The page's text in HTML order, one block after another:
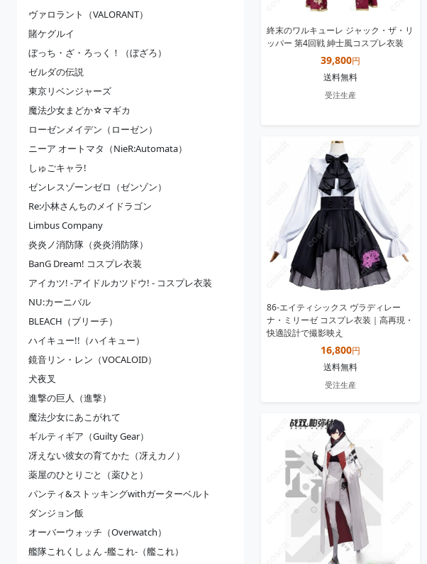
ヴァロラント（VALORANT）
賭ケグルイ
ぼっち・ざ・ろっく！（ぼざろ）
ゼルダの伝説
東京リベンジャーズ
魔法少女まどか☆マギカ
ローゼンメイデン（ローゼン）
ニーア オートマタ（NieR:Automata）
しゅごキャラ!
ゼンレスゾーンゼロ（ゼンゾン）
Re:小林さんちのメイドラゴン
Limbus Company
炎炎ノ消防隊（炎炎消防隊）
BanG Dream! コスプレ衣装
アイカツ! -アイドルカツドウ! - コスプレ衣装
NU:カーニバル
BLEACH（ブリーチ）
ハイキュー!!（ハイキュー）
鏡音リン・レン（VOCALOID）
犬夜叉
進撃の巨人（進撃）
魔法少女にあこがれて
ギルティギア（Guilty Gear）
冴えない彼女の育てかた（冴えカノ）
薬屋のひとりごと（薬ひと）
パンティ&ストッキングwithガーターベルト
ダンジョン飯
オーバーウォッチ（Overwatch）
艦隊これくしょん -艦これ-（艦これ）
終末のワルキューレ ジャック・ザ・リ
ッパー 第4回戦 紳士風コスプレ衣装
39,800円
送料無料
受注生産
86-エイティシックス ヴラディレー
ナ・ミリーゼ コスプレ衣装｜高再現・
快適設計で撮影映え
16,800円
送料無料
受注生産